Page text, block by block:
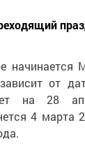
начинается
зависит от
на 28
4 марта